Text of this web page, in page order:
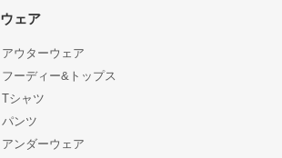
ウェア
アウターウェア
フーディー&トップス
Tシャツ
パンツ
アンダーウェア